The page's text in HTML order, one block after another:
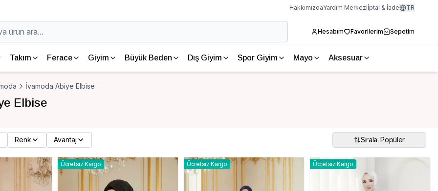
HakkımızdaYardım Merkeziİptal & İade TR
Hesabım Favorilerim Sepetim
Takım Ferace Giyim Büyük Beden Dış Giyim Spor Giyim Mayo Aksesuar
İvamoda Abiye Elbise
Elbise
Renk Avantaj Sırala: Popüler
Ücretsiz Kargo Ücretsiz Kargo Ücretsiz Kargo